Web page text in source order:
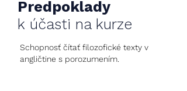
Predpoklady
k účasti na kurze
Schopnosť čítať filozofické texty v
angličtine s porozumením.